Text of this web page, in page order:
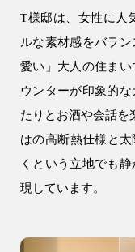
T様邸は、女性に人
ルな素材感をバラ
愛い」大人の住ま
ウンターが印象的
たりとお酒や会話を
はの高断熱仕様と
くという立地でも
現しています。
リフォ
リフ
建設事
アパー
事業用
狭山